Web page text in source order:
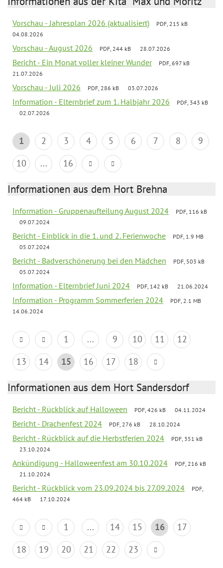
Vorschau - Jahresplan 2026 (aktualisiert)
PDF, 215 kB
04.08.2026
Vorschau - August 2026 PDF, 244 kB 28.07.2026
Bericht - Ein Monat voller kleiner Wunder
PDF, 697 kB
21.07.2026
Vorschau - Juli 2026 PDF, 286 kB 03.07.2026
Information - Elternbrief zum 1. Halbjahr 2026
PDF, 343 kB
02.07.2026
1 2 3 4 5 6 7 8
9
10
... 16
Informationen aus dem Hort Brehna
Information - Gruppenaufteilung August 2024
PDF, 116 kB
09.07.2024
Bericht - Einblick in die 1. und 2. Ferienwoche
PDF, 1.9 MB
05.07.2024
Bericht - Badverschönerung bei den Mädchen
PDF, 503 kB
05.07.2024
Information - Elternbrief Juni 2024 PDF, 142 kB 21.06.2024
Information - Programm Sommerferien 2024
PDF, 2.1 MB
14.06.2024
1 ... 9 10 11
12
13
14 15 16 17 18
Informationen aus dem Hort Sandersdorf
Bericht - Rückblick auf Halloween PDF, 426 kB 04.11.2024
Bericht - Drachenfest 2024 PDF, 276 kB 28.10.2024
Bericht - Rückblick auf die Herbstferien 2024
PDF, 351 kB
23.10.2024
Ankündigung - Halloweenfest am 30.10.2024
PDF, 216 kB
21.10.2024
Bericht - Rückblick vom 23.09.2024 bis 27.09.2024
PDF,
464 kB
17.10.2024
1 ... 14 15 16
17
18
19 20 21 22 23